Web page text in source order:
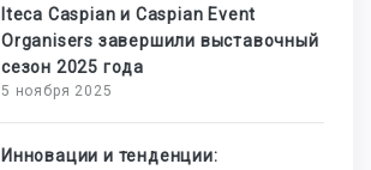
Iteca Caspian и Caspian Event
Organisers завершили выставочный
сезон 2025 года
5 ноября 2025
Инновации и тенденции: